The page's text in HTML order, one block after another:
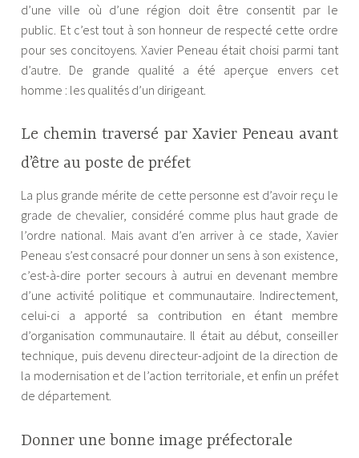
e
d’une ville où d’une région doit être consentit par le
public. Et c’est tout à son honneur de respecté cette ordre
pour ses concitoyens. Xavier Peneau était choisi parmi tant
d’autre. De grande qualité a été aperçue envers cet
homme : les qualités d’un dirigeant.
Le chemin traversé par Xavier Peneau avant
d’être au poste de préfet
La plus grande mérite de cette personne est d’avoir reçu le
grade de chevalier, considéré comme plus haut grade de
l’ordre national. Mais avant d’en arriver à ce stade, Xavier
Peneau s’est consacré pour donner un sens à son existence,
c’est-à-dire porter secours à autrui en devenant membre
d’une activité politique et communautaire. Indirectement,
celui-ci a apporté sa contribution en étant membre
d’organisation communautaire. Il était au début, conseiller
technique, puis devenu directeur-adjoint de la direction de
la modernisation et de l’action territoriale, et enfin un préfet
de département.
Donner une bonne image préfectorale